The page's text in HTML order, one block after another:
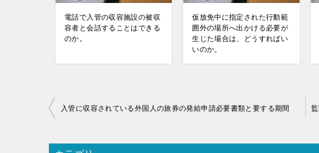
電話で入管の収容施設の被収
容者と会話することはできる
のか。
仮放免中に指定された行動範
囲外の場所へ出かける必要が
生じた場合は、どうすればい
いのか。
投
稿
入管に収容されている外国人の旅券の発給申請必要書類と要する期間